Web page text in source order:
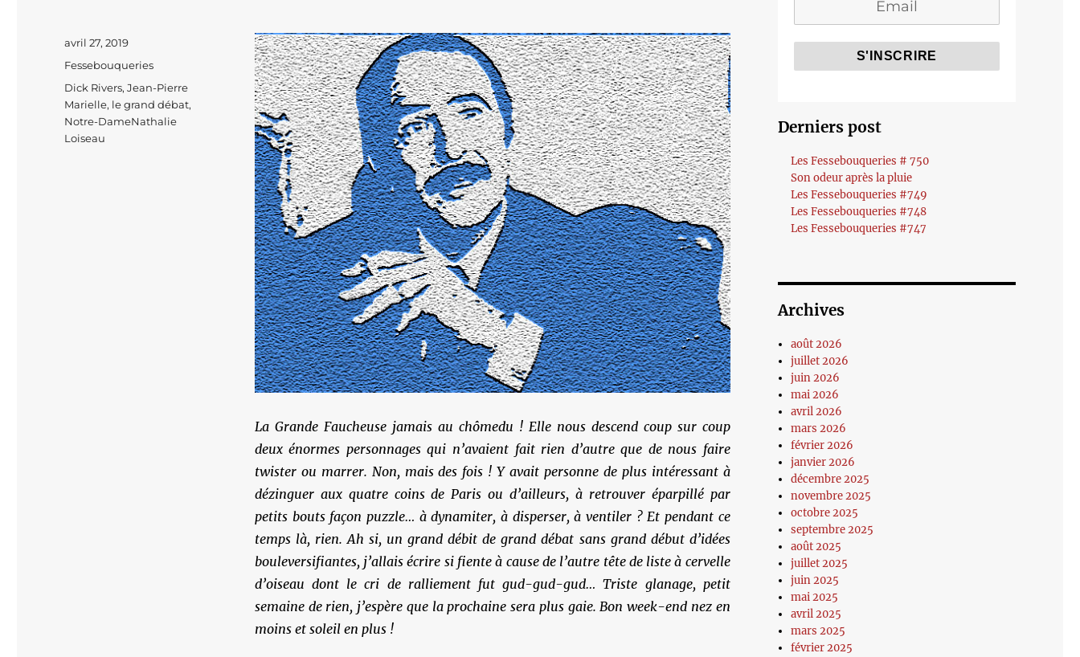
La Grande Faucheuse jamais au chômedu ! Elle nous descend coup sur coup
deux énormes personnages qui n’avaient fait rien d’autre que de nous faire
twister ou marrer. Non, mais des fois ! Y avait personne de plus intéressant à
dézinguer aux quatre coins de Paris ou d’ailleurs, à retrouver éparpillé par
petits bouts façon puzzle… à dynamiter, à disperser, à ventiler ? Et pendant ce
temps là, rien. Ah si, un grand débit de grand débat sans grand début d’idées
bouleversifiantes, j’allais écrire si fiente à cause de l’autre tête de liste à cervelle
d’oiseau dont le cri de ralliement fut gud-gud-gud… Triste glanage, petit
semaine de rien, j’espère que la prochaine sera plus gaie. Bon week-end nez en
moins et soleil en plus !
Publié
avril 27, 2019
Catégories
Fessebouqueries
Étiquettes
Dick Rivers,Jean-Pierre
Marielle, le grand débat,
Notre-DameNathalie
Loiseau
Derniers post
Les Fessebouqueries # 750
Son odeur après la pluie
Les Fessebouqueries #749
Les Fessebouqueries #748
Les Fessebouqueries #747
Archives
août 2026
juillet 2026
juin 2026
mai 2026
avril 2026
mars 2026
février 2026
janvier 2026
décembre 2025
novembre 2025
octobre 2025
septembre 2025
août 2025
juillet 2025
juin 2025
mai 2025
avril 2025
mars 2025
février 2025